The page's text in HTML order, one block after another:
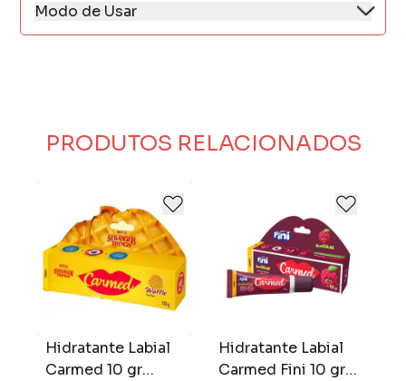
Modo de Usar
Aplicar sempre que necessário para manter
PRODUTOS RELACIONADOS
Hidratante Labial
Carmed 10 gr
Hidratante Labial
Carmed Fini 10 gr